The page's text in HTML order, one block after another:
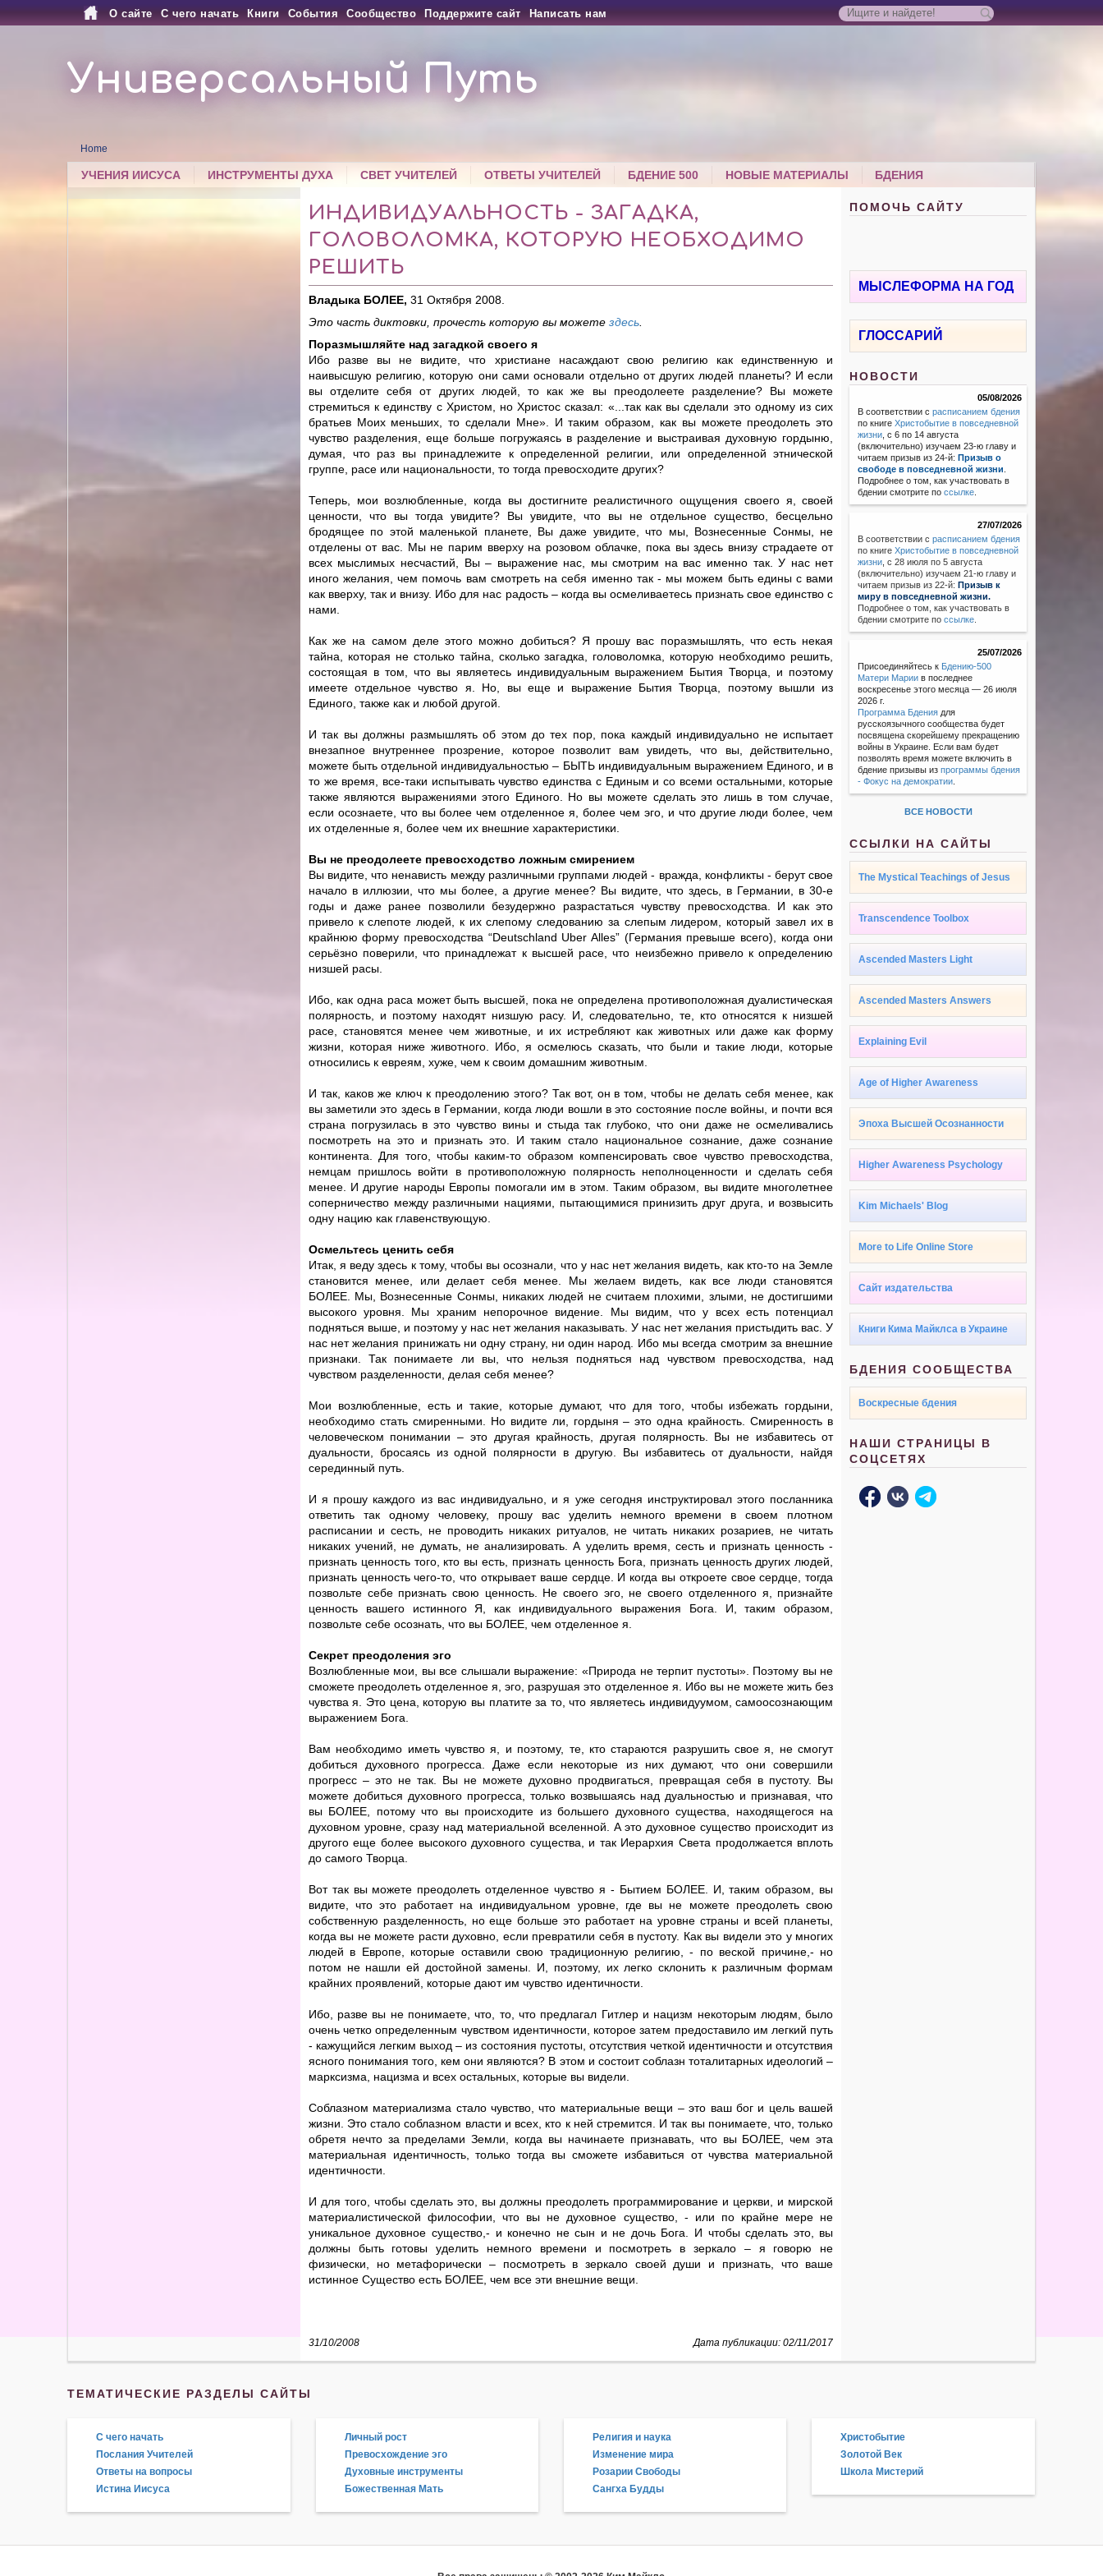
О сайте С чего начать Книги События Сообщество Поддержите сайт Написать нам
Универсальный Путь
Home
УЧЕНИЯ ИИСУСА ИНСТРУМЕНТЫ ДУХА СВЕТ УЧИТЕЛЕЙ ОТВЕТЫ УЧИТЕЛЕЙ БДЕНИЕ 500 НОВЫЕ МАТЕРИАЛЫ БДЕНИЯ
ИНДИВИДУАЛЬНОСТЬ - ЗАГАДКА,
ГОЛОВОЛОМКА, КОТОРУЮ НЕОБХОДИМО
РЕШИТЬ
Владыка БОЛЕЕ, 31 Октября 2008.
Это часть диктовки, прочесть которую вы можете здесь.
Поразмышляйте над загадкой своего я
Ибо разве вы не видите, что христиане насаждают свою религию как единственную и
наивысшую религию, которую они сами основали отдельно от других людей планеты? И если
вы отделите себя от других людей, то как же вы преодолеете разделение? Вы можете
стремиться к единству с Христом, но Христос сказал: «...так как вы сделали это одному из сих
братьев Моих меньших, то сделали Мне». И таким образом, как вы можете преодолеть это
чувство разделения, еще больше погружаясь в разделение и выстраивая духовную гордыню,
думая, что раз вы принадлежите к определенной религии, или определенной этнической
группе, расе или национальности, то тогда превосходите других?
Теперь, мои возлюбленные, когда вы достигните реалистичного ощущения своего я, своей
ценности, что вы тогда увидите? Вы увидите, что вы не отдельное существо, бесцельно
бродящее по этой маленькой планете, Вы даже увидите, что мы, Вознесенные Сонмы, не
отделены от вас. Мы не парим вверху на розовом облачке, пока вы здесь внизу страдаете от
всех мыслимых несчастий, Вы – выражение нас, мы смотрим на вас именно так. У нас нет
иного желания, чем помочь вам смотреть на себя именно так - мы можем быть едины с вами
как вверху, так и внизу. Ибо для нас радость – когда вы осмеливаетесь признать свое единство с
нами.
Как же на самом деле этого можно добиться? Я прошу вас поразмышлять, что есть некая
тайна, которая не столько тайна, сколько загадка, головоломка, которую необходимо решить,
состоящая в том, что вы являетесь индивидуальным выражением Бытия Творца, и поэтому
имеете отдельное чувство я. Но, вы еще и выражение Бытия Творца, поэтому вышли из
Единого, также как и любой другой.
И так вы должны размышлять об этом до тех пор, пока каждый индивидуально не испытает
внезапное внутреннее прозрение, которое позволит вам увидеть, что вы, действительно,
можете быть отдельной индивидуальностью – БЫТЬ индивидуальным выражением Единого, и в
то же время, все-таки испытывать чувство единства с Единым и со всеми остальными, которые
также являются выражениями этого Единого. Но вы можете сделать это лишь в том случае,
если осознаете, что вы более чем отделенное я, более чем эго, и что другие люди более, чем
их отделенные я, более чем их внешние характеристики.
Вы не преодолеете превосходство ложным смирением
Вы видите, что ненависть между различными группами людей - вражда, конфликты - берут свое
начало в иллюзии, что мы более, а другие менее? Вы видите, что здесь, в Германии, в 30-е
годы и даже ранее позволили безудержно разрастаться чувству превосходства. И как это
привело к слепоте людей, к их слепому следованию за слепым лидером, который завел их в
крайнюю форму превосходства “Deutschland Uber Alles” (Германия превыше всего), когда они
серьёзно поверили, что принадлежат к высшей расе, что неизбежно привело к определению
низшей расы.
Ибо, как одна раса может быть высшей, пока не определена противоположная дуалистическая
полярность, и поэтому находят низшую расу. И, следовательно, те, кто относятся к низшей
расе, становятся менее чем животные, и их истребляют как животных или даже как форму
жизни, которая ниже животного. Ибо, я осмелюсь сказать, что были и такие люди, которые
относились к евреям, хуже, чем к своим домашним животным.
И так, каков же ключ к преодолению этого? Так вот, он в том, чтобы не делать себя менее, как
вы заметили это здесь в Германии, когда люди вошли в это состояние после войны, и почти вся
страна погрузилась в это чувство вины и стыда так глубоко, что они даже не осмеливались
посмотреть на это и признать это. И таким стало национальное сознание, даже сознание
континента. Для того, чтобы каким-то образом компенсировать свое чувство превосходства,
немцам пришлось войти в противоположную полярность неполноценности и сделать себя
менее. И другие народы Европы помогали им в этом. Таким образом, вы видите многолетнее
соперничество между различными нациями, пытающимися принизить друг друга, и возвысить
одну нацию как главенствующую.
Осмельтесь ценить себя
Итак, я веду здесь к тому, чтобы вы осознали, что у нас нет желания видеть, как кто-то на Земле
становится менее, или делает себя менее. Мы желаем видеть, как все люди становятся
БОЛЕЕ. Мы, Вознесенные Сонмы, никаких людей не считаем плохими, злыми, не достигшими
высокого уровня. Мы храним непорочное видение. Мы видим, что у всех есть потенциал
подняться выше, и поэтому у нас нет желания наказывать. У нас нет желания пристыдить вас. У
нас нет желания принижать ни одну страну, ни один народ. Ибо мы всегда смотрим за внешние
признаки. Так понимаете ли вы, что нельзя подняться над чувством превосходства, над
чувством разделенности, делая себя менее?
Мои возлюбленные, есть и такие, которые думают, что для того, чтобы избежать гордыни,
необходимо стать смиренными. Но видите ли, гордыня – это одна крайность. Смиренность в
человеческом понимании – это другая крайность, другая полярность. Вы не избавитесь от
дуальности, бросаясь из одной полярности в другую. Вы избавитесь от дуальности, найдя
серединный путь.
И я прошу каждого из вас индивидуально, и я уже сегодня инструктировал этого посланника
ответить так одному человеку, прошу вас уделить немного времени в своем плотном
расписании и сесть, не проводить никаких ритуалов, не читать никаких розариев, не читать
никаких учений, не думать, не анализировать. А уделить время, сесть и признать ценность -
признать ценность того, кто вы есть, признать ценность Бога, признать ценность других людей,
признать ценность чего-то, что открывает ваше сердце. И когда вы откроете свое сердце, тогда
позвольте себе признать свою ценность. Не своего эго, не своего отделенного я, признайте
ценность вашего истинного Я, как индивидуального выражения Бога. И, таким образом,
позвольте себе осознать, что вы БОЛЕЕ, чем отделенное я.
Секрет преодоления эго
Возлюбленные мои, вы все слышали выражение: «Природа не терпит пустоты». Поэтому вы не
сможете преодолеть отделенное я, эго, разрушая это отделенное я. Ибо вы не можете жить без
чувства я. Это цена, которую вы платите за то, что являетесь индивидуумом, самоосознающим
выражением Бога.
Вам необходимо иметь чувство я, и поэтому, те, кто стараются разрушить свое я, не смогут
добиться духовного прогресса. Даже если некоторые из них думают, что они совершили
прогресс – это не так. Вы не можете духовно продвигаться, превращая себя в пустоту. Вы
можете добиться духовного прогресса, только возвышаясь над дуальностью и признавая, что
вы БОЛЕЕ, потому что вы происходите из большего духовного существа, находящегося на
духовном уровне, сразу над материальной вселенной. А это духовное существо происходит из
другого еще более высокого духовного существа, и так Иерархия Света продолжается вплоть
до самого Творца.
Вот так вы можете преодолеть отделенное чувство я - Бытием БОЛЕЕ. И, таким образом, вы
видите, что это работает на индивидуальном уровне, где вы не можете преодолеть свою
собственную разделенность, но еще больше это работает на уровне страны и всей планеты,
когда вы не можете расти духовно, если превратили себя в пустоту. Как вы видели это у многих
людей в Европе, которые оставили свою традиционную религию, - по веской причине,- но
потом не нашли ей достойной замены. И, поэтому, их легко склонить к различным формам
крайних проявлений, которые дают им чувство идентичности.
Ибо, разве вы не понимаете, что, то, что предлагал Гитлер и нацизм некоторым людям, было
очень четко определенным чувством идентичности, которое затем предоставило им легкий путь
- кажущийся легким выход – из состояния пустоты, отсутствия четкой идентичности и отсутствия
ясного понимания того, кем они являются? В этом и состоит соблазн тоталитарных идеологий –
марксизма, нацизма и всех остальных, которые вы видели.
Соблазном материализма стало чувство, что материальные вещи – это ваш бог и цель вашей
жизни. Это стало соблазном власти и всех, кто к ней стремится. И так вы понимаете, что, только
обретя нечто за пределами Земли, когда вы начинаете признавать, что вы БОЛЕЕ, чем эта
материальная идентичность, только тогда вы сможете избавиться от чувства материальной
идентичности.
И для того, чтобы сделать это, вы должны преодолеть программирование и церкви, и мирской
материалистической философии, что вы не духовное существо, - или по крайне мере не
уникальное духовное существо,- и конечно не сын и не дочь Бога. И чтобы сделать это, вы
должны быть готовы уделить немного времени и посмотреть в зеркало – я говорю не
физически, но метафорически – посмотреть в зеркало своей души и признать, что ваше
истинное Существо есть БОЛЕЕ, чем все эти внешние вещи.
31/10/2008 Дата публикации: 02/11/2017
ПОМОЧЬ САЙТУ
МЫСЛЕФОРМА НА ГОД
ГЛОССАРИЙ
НОВОСТИ
05/08/2026
В соответствии срасписанием бдения
по книгеХристобытие в повседневной
жизни , с 6 по 14 августа
(включительно) изучаем 23-ю главу и
читаем призыв из 24-й: Призыв о
свободе в повседневной жизни
Подробнее о том, как участвовать в
бдении смотрите поссылке
27/07/2026
В соответствии с расписанием бдения
по книгеХристобытие в повседневной
жизни с 28 июля по 5 августа
(включительно) изучаем 21-ю главу и
читаем призыв из 22-й: Призыв к
миру в повседневной жизни.
Подробнее о том, как участвовать в
бдении смотрите поссылке
25/07/2026
Присоединяйтесь к Бдению-500
Матери Марии в последнее
воскресенье этого месяца — 26 июля
2026 г.
Программа Бдения для
русскоязычного сообщества будет
посвящена скорейшему прекращению
войны в Украине. Если вам будет
позволять время можете включить в
бдение призывы изпрограммы бдения
- Фокус на демократии
ВСЕ НОВОСТИ
ССЫЛКИ НА САЙТЫ
The Mystical Teachings of Jesus
Transcendence Toolbox
Ascended Masters Light
Ascended Masters Answers
Explaining Evil
Age of Higher Awareness
Эпоха Высшей Осознанности
Higher Awareness Psychology
Kim Michaels' Blog
More to Life Online Store
Сайт издательства
Книги Кима Майклса в Украине
БДЕНИЯ СООБЩЕСТВА
Воскресные бдения
НАШИ СТРАНИЦЫ В
СОЦСЕТЯХ
ТЕМАТИЧЕСКИЕ РАЗДЕЛЫ САЙТЫ
С чего начать
Послания Учителей
Ответы на вопросы
Истина Иисуса
Личный рост
Превосхождение эго
Духовные инструменты
Божественная Мать
Религия и наука
Изменение мира
Розарии Свободы
Сангха Будды
Христобытие
Золотой Век
Школа Мистерий